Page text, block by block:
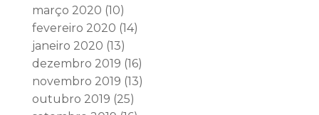
março 2020 (10)
fevereiro 2020 (14)
janeiro 2020 (13)
dezembro 2019 (16)
novembro 2019 (13)
outubro 2019 (25)